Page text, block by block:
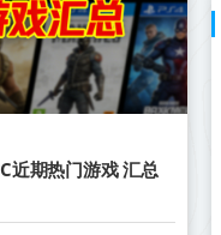
近期热门游戏 汇总